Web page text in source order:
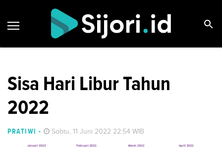
Sisa Hari Libur Tahun
2022
PRATIWI - Sabtu, 11 Juni 2022 22:54 WIB